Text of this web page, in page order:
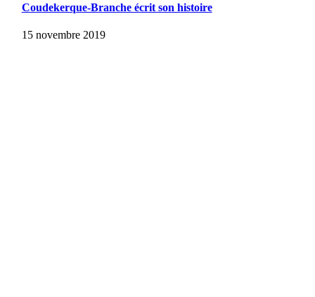
Coudekerque-Branche écrit son histoire
15 novembre 2019